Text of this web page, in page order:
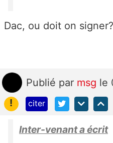
Dac, ou doit on signer?
Publié par msg le
!
citer
Inter-venant a écrit